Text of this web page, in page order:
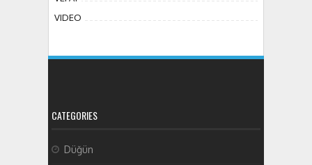
VIDEO
CATEGORIES
Düğün